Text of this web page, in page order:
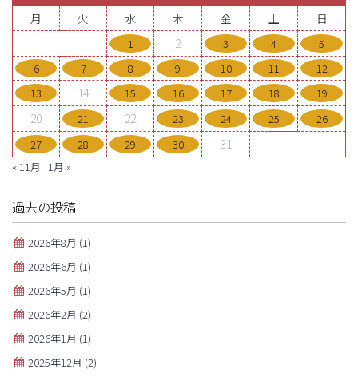
月
火 水 木 金 土 日
1 2 3 4
5
6
7 8 9 10 11
12
13
14 15 16 17 18 19
20 21 22 23 24 25
26
27
28 29 30 31
« 11月 1月 »
過去の投稿
2026年8月 (1)
2026年6月 (1)
2026年5月 (1)
2026年2月 (2)
2026年1月 (1)
2025年12月 (2)